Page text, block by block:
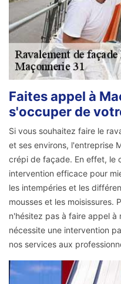
Faites appel à
s'occuper de
Si vous souhaitez faire le
et ses environs, l'entreprise
crépi de façade. En effet, le
intervention efficace pour
les intempéries et les
mousses et les moisissures.
n'hésitez pas à faire appel
nécessite une intervention
nos services aux